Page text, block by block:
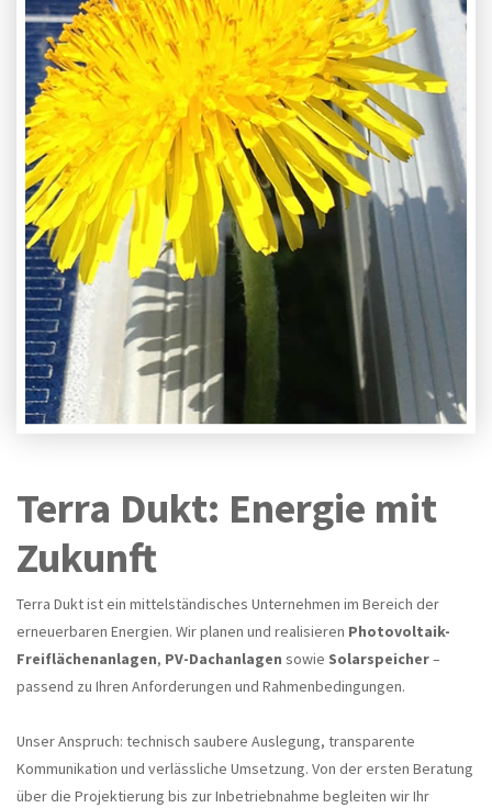
Terra Dukt: Energie mit
Zukunft
Terra Dukt ist ein mittelständisches Unternehmen im Bereich der
erneuerbaren Energien. Wir planen und realisieren Photovoltaik-
Freiflächenanlagen, PV-Dachanlagen sowie Solarspeicher–
passend zu Ihren Anforderungen und Rahmenbedingungen.
Unser Anspruch: technisch saubere Auslegung, transparente
Kommunikation und verlässliche Umsetzung. Von der ersten Beratung
über die Projektierung bis zur Inbetriebnahme begleiten wir Ihr